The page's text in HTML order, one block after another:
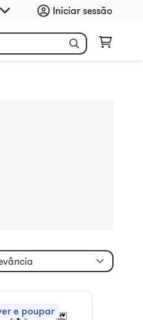
Iniciar sessão
e poupar